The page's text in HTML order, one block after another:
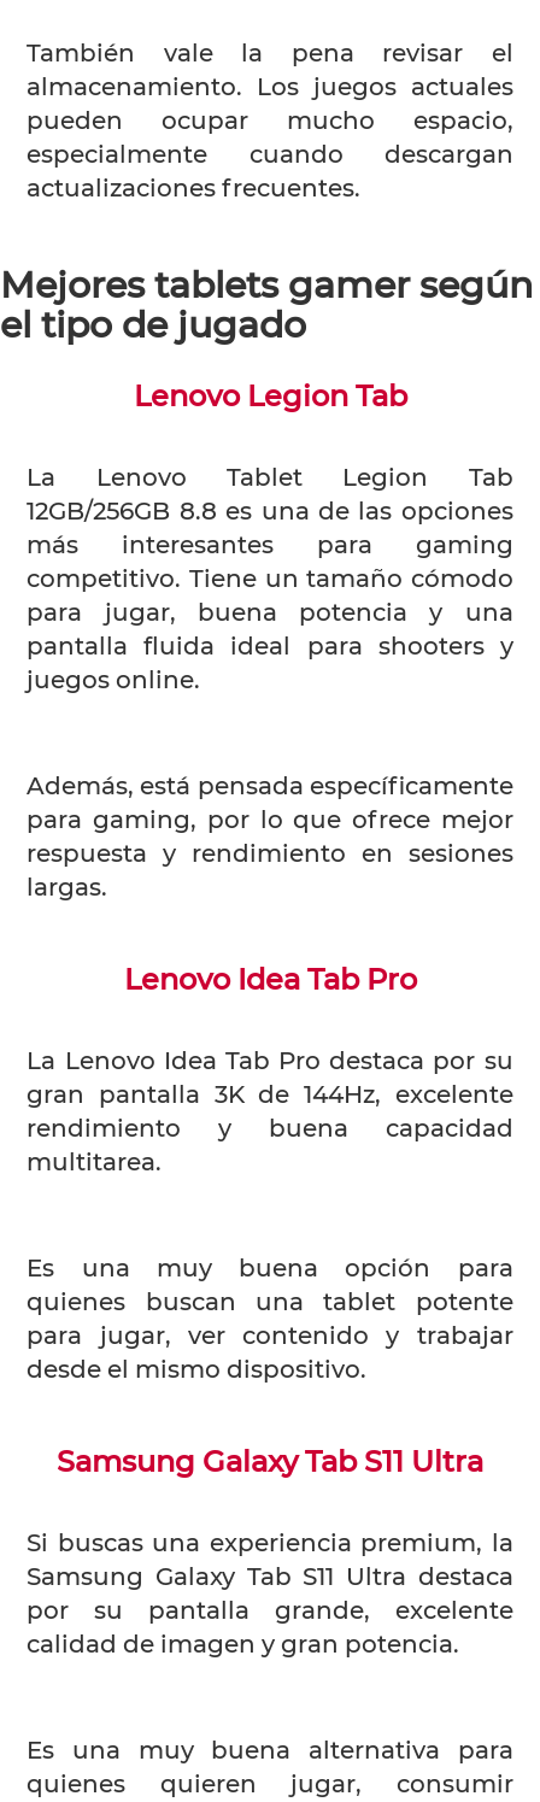
También vale la pena revisar el
almacenamiento. Los juegos actuales
pueden ocupar mucho espacio,
especialmente cuando descargan
actualizaciones frecuentes.
Mejores tablets gamer según
el tipo de jugado
Lenovo Legion Tab
La Lenovo Tablet Legion Tab
12GB/256GB 8.8 es una de las opciones
más interesantes para gaming
competitivo. Tiene un tamaño cómodo
para jugar, buena potencia y una
pantalla fluida ideal para shooters y
juegos online.
Además, está pensada específicamente
para gaming, por lo que ofrece mejor
respuesta y rendimiento en sesiones
largas.
Lenovo Idea Tab Pro
La Lenovo Idea Tab Pro destaca por su
gran pantalla 3K de 144Hz, excelente
rendimiento y buena capacidad
multitarea.
Es una muy buena opción para
quienes buscan una tablet potente
para jugar, ver contenido y trabajar
desde el mismo dispositivo.
Samsung Galaxy Tab S11 Ultra
Si buscas una experiencia premium, la
Samsung Galaxy Tab S11 Ultra destaca
por su pantalla grande, excelente
calidad de imagen y gran potencia.
Es una muy buena alternativa para
quienes quieren jugar, consumir